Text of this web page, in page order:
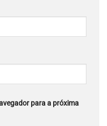
para a próxima